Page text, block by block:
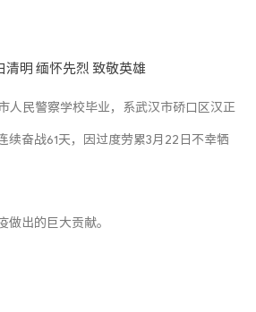
人民警察学校毕业，系武汉市硚口区汉正
续奋战61天，因过度劳累3月22日不幸牺
出的巨大贡献。